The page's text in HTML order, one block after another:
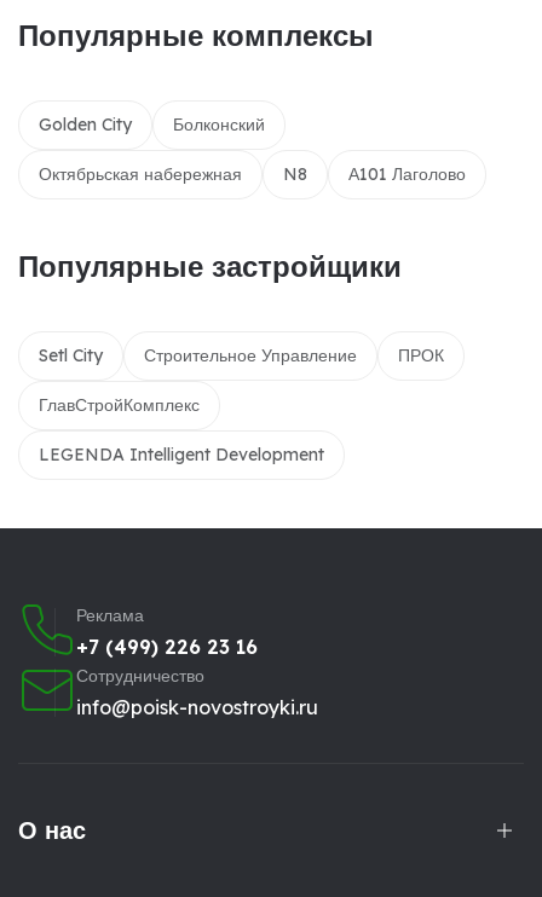
Популярные комплексы
Golden City Болконский
Октябрьская набережная N8 А101 Лаголово
Популярные застройщики
Setl City Строительное Управление ПРОК
ГлавСтройКомплекс
LEGENDA Intelligent Development
Реклама
+7 (499) 226 23 16
Сотрудничество
info@poisk-novostroyki.ru
О нас